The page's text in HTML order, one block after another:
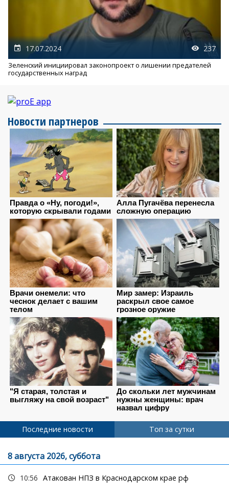
17.07.2024 237
Зеленский инициировал законопроект о лишении предателей
государственных наград
Новости партнеров
Последние новости Топ за сутки
8 августа 2026, суббота
10:56 Атакован НПЗ в Краснодарском крае рф